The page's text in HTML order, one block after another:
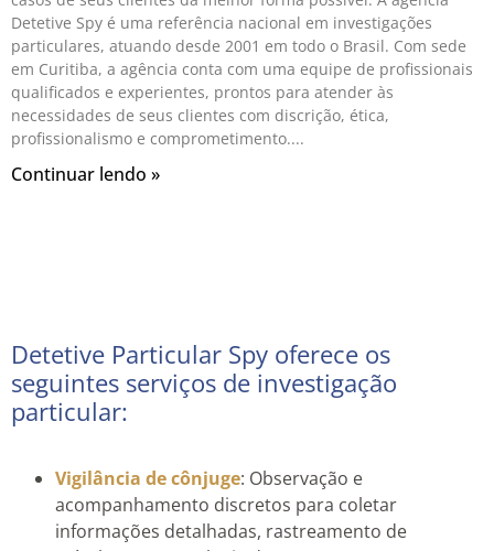
Detetive Spy é uma referência nacional em investigações
particulares, atuando desde 2001 em todo o Brasil. Com sede
em Curitiba, a agência conta com uma equipe de profissionais
qualificados e experientes, prontos para atender às
necessidades de seus clientes com discrição, ética,
profissionalismo e comprometimento.
Continuar lendo »
Detetive Particular Spy oferece os
seguintes serviços de investigação
particular:
Vigilância de cônjuge: Observação e
acompanhamento discretos para coletar
informações detalhadas, rastreamento de